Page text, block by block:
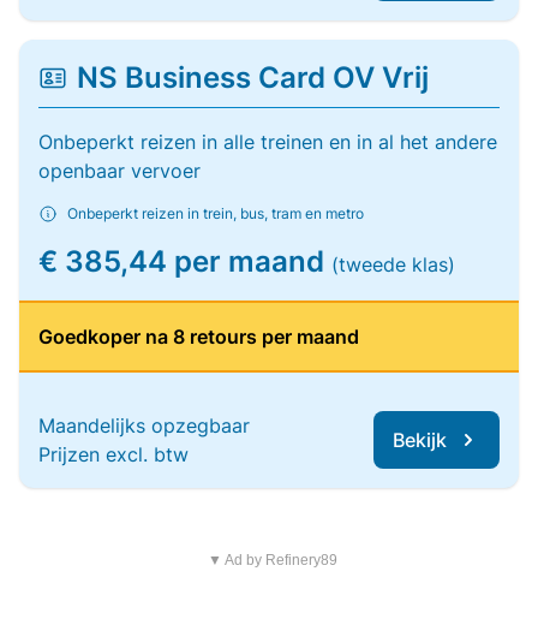
NS Business Card OV Vrij
Onbeperkt reizen in alle treinen en in al het andere
openbaar vervoer
Onbeperkt reizen in trein, bus, tram en metro
€ 385,44 per maand (tweede klas)
Goedkoper na 8 retours per maand
Maandelijks opzegbaar
Prijzen excl. btw
Bekijk
▼ Ad by Refinery89